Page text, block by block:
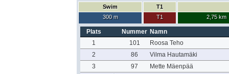
Swim
300 m
T1
T1
2,75 km
Plats Nummer Namn
1
101
Roosa Teho
2
86
Vilma Hautamäki
3
97
Mette Mäenpää